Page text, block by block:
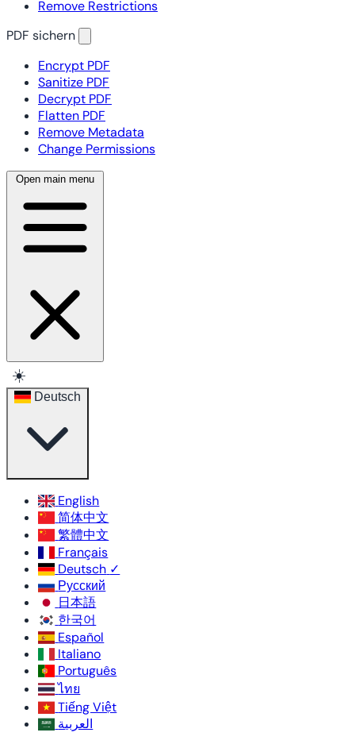
Remove Restrictions
PDF sichern
Encrypt PDF
Sanitize PDF
Decrypt PDF
Flatten PDF
Remove Metadata
Change Permissions
Open main menu
☀️
Deutsch
English
简体中文
繁體中文
Français
Deutsch ✓
Русский
日本語
한국어
Español
Italiano
Português
ไทย
Tiếng Việt
العربية